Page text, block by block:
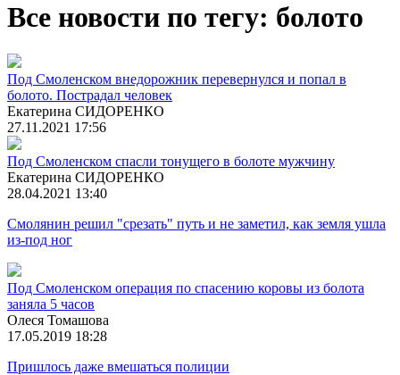
Все новости по тегу: болото
Под Смоленском внедорожник перевернулся и попал в
болото. Пострадал человек
Екатерина СИДОРЕНКО
27.11.2021 17:56
Под Смоленском спасли тонущего в болоте мужчину
Екатерина СИДОРЕНКО
28.04.2021 13:40
Смолянин решил "срезать" путь и не заметил, как земля ушла
из-под ног
Под Смоленском операция по спасению коровы из болота
заняла 5 часов
Олеся Томашова
17.05.2019 18:28
Пришлось даже вмешаться полиции